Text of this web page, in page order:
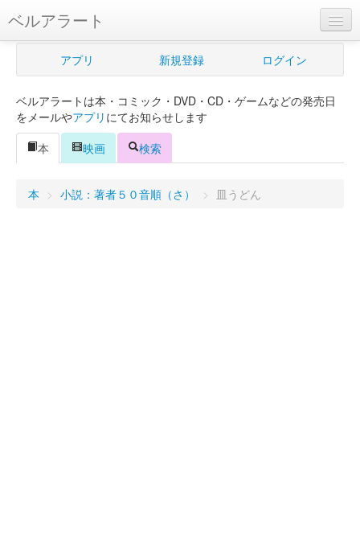
ベルアラート
ベルアラートとは
新規登録
ログイン
アプリ 新規登録 ログイン
ベルアラートは本・コミック・DVD・CD・ゲームなどの発売日
をメールやアプリ にてお知らせします
本
映画 検索
本 > 小説：著者５０音順（さ） > 皿うどん